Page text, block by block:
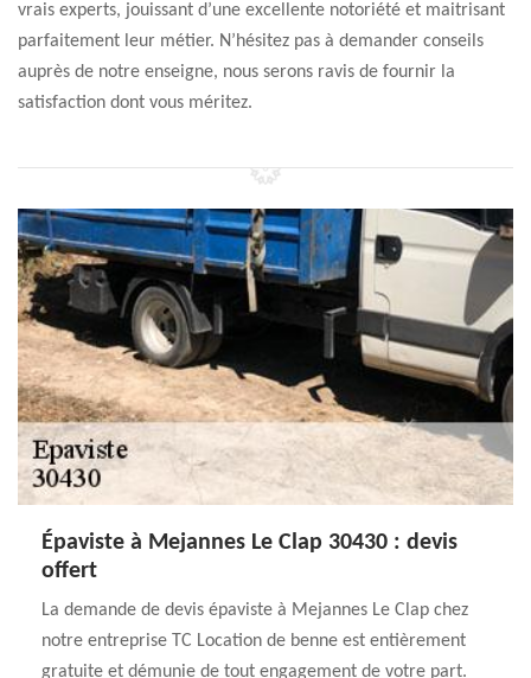
vrais experts, jouissant d’une excellente notoriété et maitrisant
parfaitement leur métier. N’hésitez pas à demander conseils
auprès de notre enseigne, nous serons ravis de fournir la
satisfaction dont vous méritez.
Épaviste à Mejannes Le Clap 30430 : devis
offert
La demande de devis épaviste à Mejannes Le Clap chez
notre entreprise TC Location de benne est entièrement
gratuite et démunie de tout engagement de votre part.